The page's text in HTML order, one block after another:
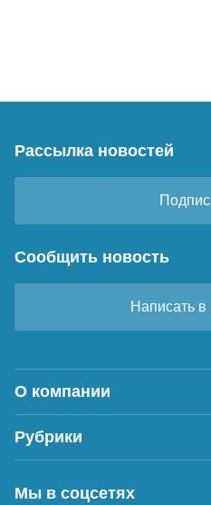
Рассылка новостей
Сообщить новость
Написать
О компании
Рубрики
Мы в соцсетях